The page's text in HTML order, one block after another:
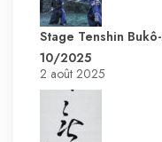
Stage Tenshin
10/2025
2 août 2025